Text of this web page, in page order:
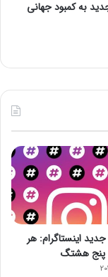
به کمبود جهانی
اینستاگرام: هر
هشتگ